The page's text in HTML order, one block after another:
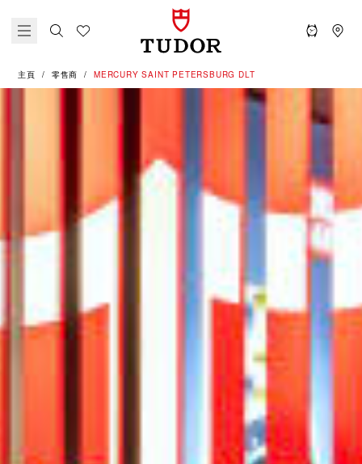
主頁 零售商 ‭MERCURY SAINT PETERSBURG DLT‬